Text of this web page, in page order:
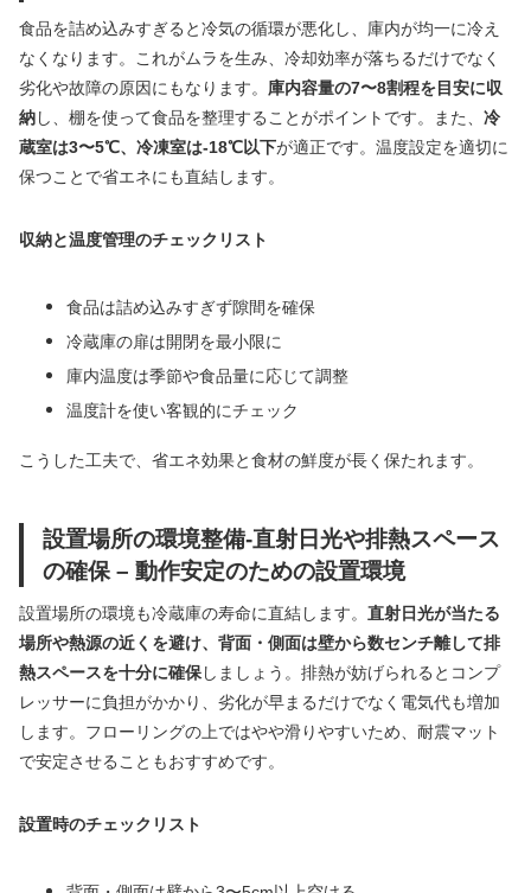
食品を詰め込みすぎると冷気の循環が悪化し、庫内が均一に冷え
なくなります。これがムラを生み、冷却効率が落ちるだけでなく
劣化や故障の原因にもなります。 庫内容量の7〜8割程を目安に収
納し、棚を使って食品を整理することがポイントです。また、 冷
蔵室は3〜5℃、冷凍室は-18℃以下が適正です。温度設定を適切に
保つことで省エネにも直結します。
収納と温度管理のチェックリスト
食品は詰め込みすぎず隙間を確保
冷蔵庫の扉は開閉を最小限に
庫内温度は季節や食品量に応じて調整
温度計を使い客観的にチェック
こうした工夫で、省エネ効果と食材の鮮度が長く保たれます。
設置場所の環境整備-直射日光や排熱スペース
の確保 – 動作安定のための設置環境
設置場所の環境も冷蔵庫の寿命に直結します。 直射日光が当たる
場所や熱源の近くを避け、背面・側面は壁から数センチ離して排
熱スペースを十分に確保しましょう。排熱が妨げられるとコンプ
レッサーに負担がかかり、劣化が早まるだけでなく電気代も増加
します。フローリングの上ではやや滑りやすいため、耐震マット
で安定させることもおすすめです。
設置時のチェックリスト